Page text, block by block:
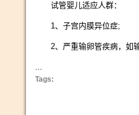
试管婴儿适应人群：
1、子宫内膜异位症;
2、严重输卵管疾病，如输
...
Tags: